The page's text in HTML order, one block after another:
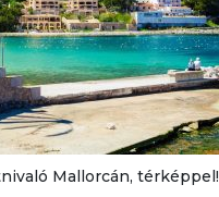
Mallorcán, térképpel!